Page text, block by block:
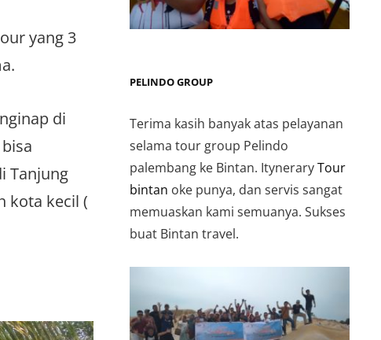
yang 3
di
Tanjung
kota kecil (
PELINDO GROUP
Terima kasih banyak atas pelayanan
selama tour group Pelindo
palembang ke Bintan. ItyneraryTour
bintan oke punya, dan servis sangat
memuaskan kami semuanya. Sukses
buat Bintan travel.